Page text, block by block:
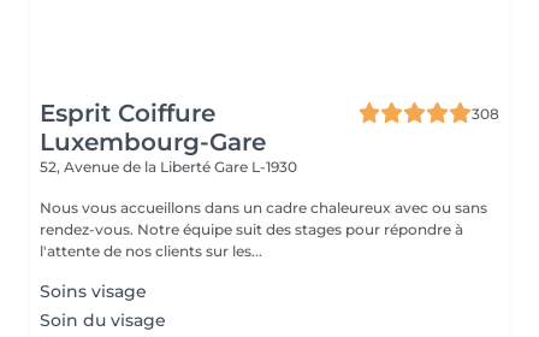
Esprit Coiffure
Luxembourg-Gare
308
52, Avenue de la Liberté Gare L-1930
Nous vous accueillons dans un cadre chaleureux avec ou sans
rendez-vous. Notre équipe suit des stages pour répondre à
l'attente de nos clients sur les...
Soins visage
Soin du visage